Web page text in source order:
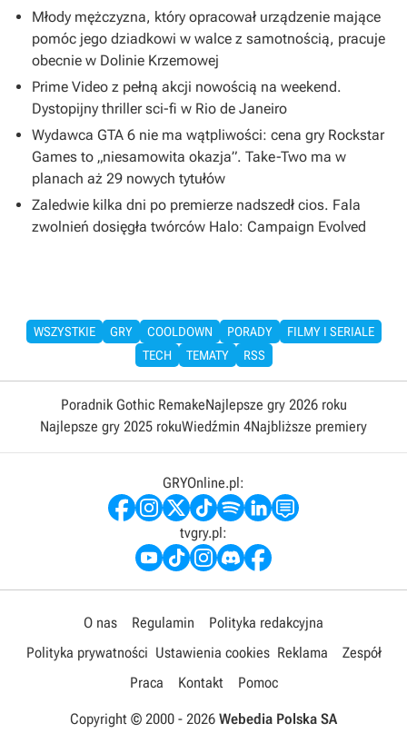
Młody mężczyzna, który opracował urządzenie mające
pomóc jego dziadkowi w walce z samotnością, pracuje
obecnie w Dolinie Krzemowej
Prime Video z pełną akcji nowością na weekend.
Dystopijny thriller sci-fi w Rio de Janeiro
Wydawca GTA 6 nie ma wątpliwości: cena gry Rockstar
Games to „niesamowita okazja”. Take-Two ma w
planach aż 29 nowych tytułów
Zaledwie kilka dni po premierze nadszedł cios. Fala
zwolnień dosięgła twórców Halo: Campaign Evolved
WSZYSTKIE GRY COOLDOWN PORADY
FILMY I SERIALE
TECH
TEMATY RSS
Poradnik Gothic RemakeNajlepsze gry 2026 roku
Najlepsze gry 2025 rokuWiedźmin 4Najbliższe premiery
GRYOnline.pl:
tvgry.pl:
O nas Regulamin
Polityka redakcyjna
Polityka prywatności Ustawienia cookies Reklama
Zespół
Praca
Kontakt Pomoc
Copyright © 2000 - 2026 Webedia Polska SA